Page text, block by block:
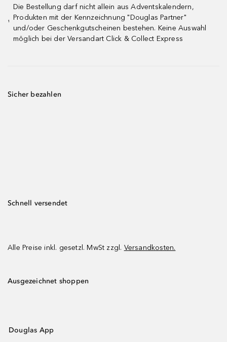
¹
Die Bestellung darf nicht allein aus Adventskalendern,
Produkten mit der Kennzeichnung "Douglas Partner"
und/oder Geschenkgutscheinen bestehen. Keine Auswahl
möglich bei der Versandart Click & Collect Express
Sicher bezahlen
Schnell versendet
Alle Preise inkl. gesetzl. MwSt zzgl. Versandkosten.
Ausgezeichnet shoppen
Douglas App